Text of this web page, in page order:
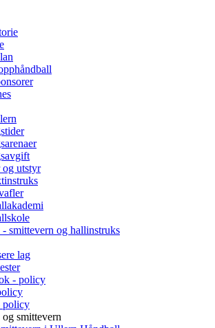
utstyr
smittevern og hallinstruks
lag
- policy
policy
smittevern